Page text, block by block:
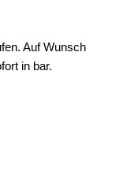
Auf Wunsch
in bar.